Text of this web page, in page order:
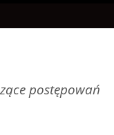
postępowań